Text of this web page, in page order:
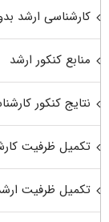
کارشناسی ارشد
منابع کنکور ارشد
نتایج کنکور
تکمیل ظرفیت
تکمیل ظرفیت ارشد